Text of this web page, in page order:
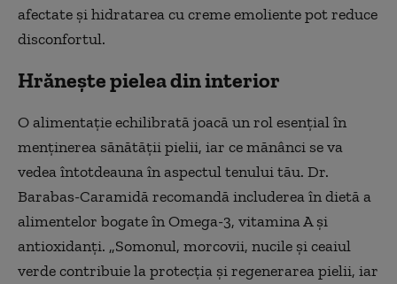
afectate și hidratarea cu creme emoliente pot reduce
disconfortul.
Hrănește pielea din interior
O alimentație echilibrată joacă un rol esențial în
menținerea sănătății pielii, iar ce mănânci se va
vedea întotdeauna în aspectul tenului tău. Dr.
Barabas-Caramidă recomandă includerea în dietă a
alimentelor bogate în Omega-3, vitamina A și
antioxidanți. „Somonul, morcovii, nucile și ceaiul
verde contribuie la protecția și regenerarea pielii, iar